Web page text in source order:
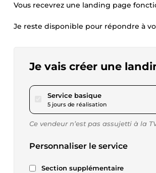
Vous recevrez une landing page
Je reste disponible pour répondre à
Je vais créer une
Service basiquepour 92,44 $US
5 jours de réalisation
Ce vendeur n’est pas assujetti à la
Personnaliser le service
Section supplémentaire